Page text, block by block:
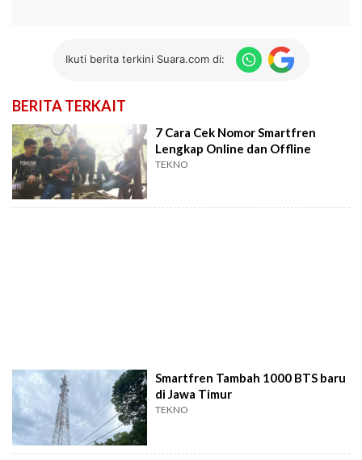
Ikuti berita terkini Suara.com di:
BERITA TERKAIT
7 Cara Cek Nomor Smartfren
Lengkap Online dan Offline
TEKNO
Smartfren Tambah 1000 BTS baru
di Jawa Timur
TEKNO